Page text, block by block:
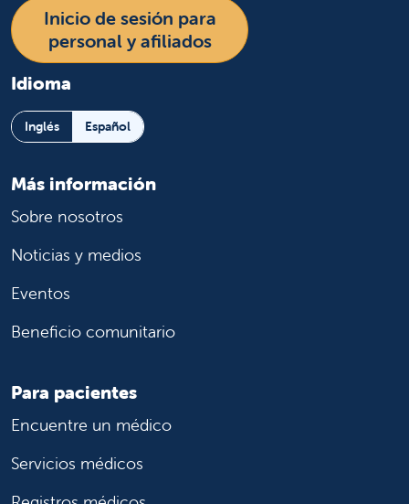
Inicio de sesión para
personal y afiliados
Idioma
Inglés Español
Más información
Sobre nosotros
Noticias y medios
Eventos
Beneficio comunitario
Para pacientes
Encuentre un médico
Servicios médicos